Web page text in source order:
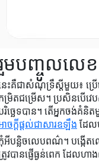
មបញ្ចូលលេ
េះគឺជាសំណុំទ្រឹស្តីមួយ៖ ប្រើ
ម្រិតជម្រើស។ ប្រសិនបើវ
រិច្ឆេទបាន។ តើអ្នកចង់គំ
ាចក្ដីផ្តល់ជាសារឧឡឹង ដែល
អីបន្លិចលេបពណ៌។ បង្កើត
រូវបានផ្ញើធ្ងន់ពេក ដែ